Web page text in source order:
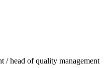
/ head of quality management